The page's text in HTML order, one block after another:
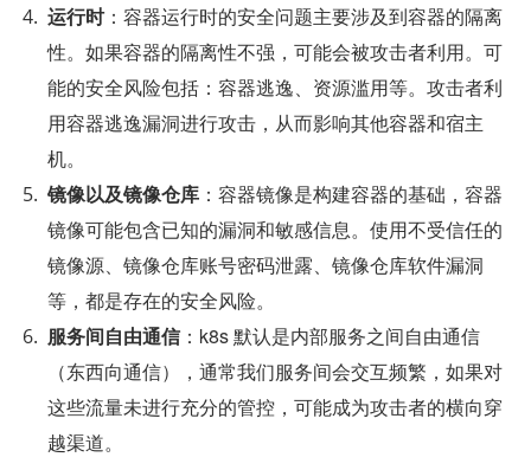
运行时：容器运行时的安全问题主要涉及到容器的隔离
性。如果容器的隔离性不强，可能会被攻击者利用。可
能的安全风险包括：容器逃逸、资源滥用等。攻击者利
用容器逃逸漏洞进行攻击，从而影响其他容器和宿主
机。
镜像以及镜像仓库 ：容器镜像是构建容器的基础，容器
镜像可能包含已知的漏洞和敏感信息。使用不受信任的
镜像源、镜像仓库账号密码泄露、镜像仓库软件漏洞
等，都是存在的安全风险。
服务间自由通信：k8s 默认是内部服务之间自由通信
（东西向通信），通常我们服务间会交互频繁，如果对
这些流量未进行充分的管控，可能成为攻击者的横向穿
越渠道。